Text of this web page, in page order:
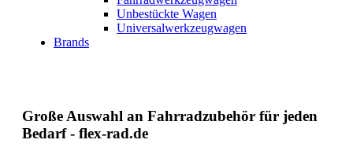
Unbestückte Wagen
Universalwerkzeugwagen
Brands
Große Auswahl an Fahrradzubehör für jeden
Bedarf - flex-rad.de